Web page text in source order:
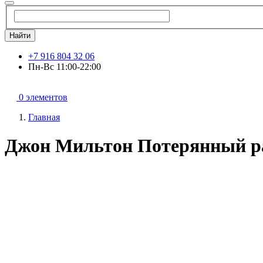
Найти
+7 916 804 32 06
Пн-Вс 11:00-22:00
0 элементов
Главная
Джон Мильтон Потерянный